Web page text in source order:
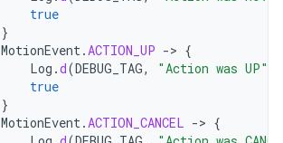
true
}
MotionEvent.ACTION_UP -> {
Log .d(DEBUG_TAG, "Action was UP"
true
}
MotionEvent.ACTION_CANCEL -> {